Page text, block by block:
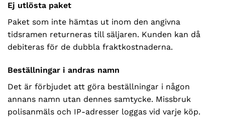
Ej utlösta paket
Paket som inte hämtas ut inom den angivna
tidsramen returneras till säljaren. Kunden kan då
debiteras för de dubbla fraktkostnaderna.
Beställningar i andras namn
Det är förbjudet att göra beställningar i någon
annans namn utan dennes samtycke. Missbruk
polisanmäls och IP-adresser loggas vid varje köp.